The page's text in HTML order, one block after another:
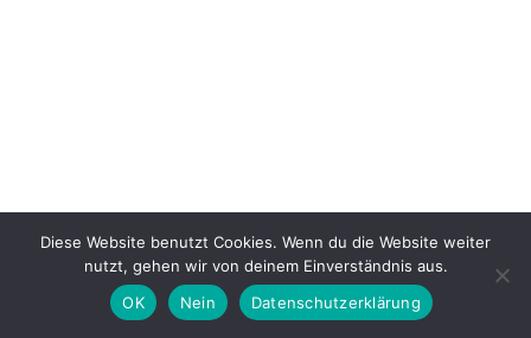
Diese Website benutzt Cookies. Wenn du die Website weiter
nutzt, gehen wir von deinem Einverständnis aus.
OK
Nein Datenschutzerklärung